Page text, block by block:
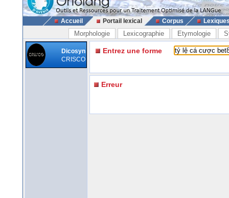
Accueil Portail lexical Corpus
Morphologie Lexicographie Etymologie
Dicosyn
CRISCO
Entrez une forme
Erreur